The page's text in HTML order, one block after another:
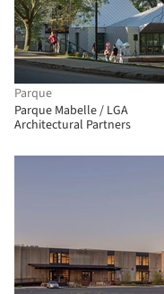
Parque
Parque Mabelle / LGA
Architectural Partners